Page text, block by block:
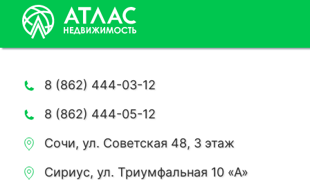
8 (862) 444-03-12
8 (862) 444-05-12
Сочи, ул. Советская 48, 3 этаж
Сириус, ул. Триумфальная 10 «А»